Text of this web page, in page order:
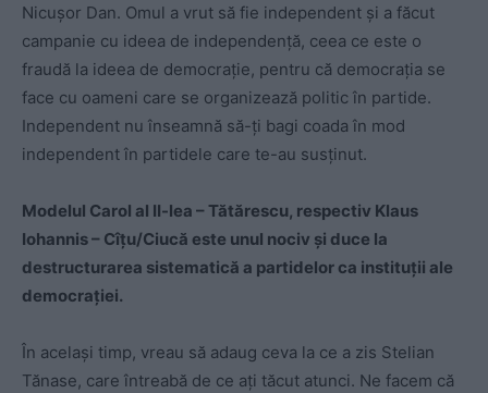
Nicușor Dan. Omul a vrut să fie independent și a făcut
campanie cu ideea de independență, ceea ce este o
fraudă la ideea de democrație, pentru că democrația se
face cu oameni care se organizează politic în partide.
Independent nu înseamnă să-ți bagi coada în mod
independent în partidele care te-au susținut.
Modelul Carol al II-lea – Tătărescu, respectiv Klaus
Iohannis – Cîțu/Ciucă este unul nociv și duce la
destructurarea sistematică a partidelor ca instituții ale
democrației.
În același timp, vreau să adaug ceva la ce a zis Stelian
Tănase, care întreabă de ce ați tăcut atunci. Ne facem că